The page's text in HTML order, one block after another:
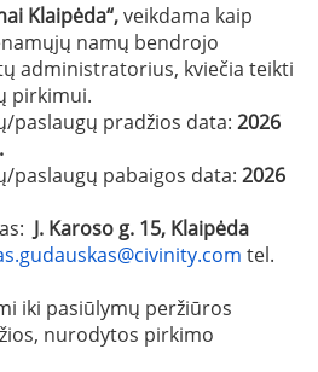
Klaipėda“,veikdama kaip
namų bendrojo
administratorius, kviečia teikti
pirkimui.
paslaugų pradžios data: 2026
paslaugų pabaigos data: 2026
J. Karoso g. 15, Klaipėda
tel.
iki pasiūlymų peržiūros
nurodytos pirkimo